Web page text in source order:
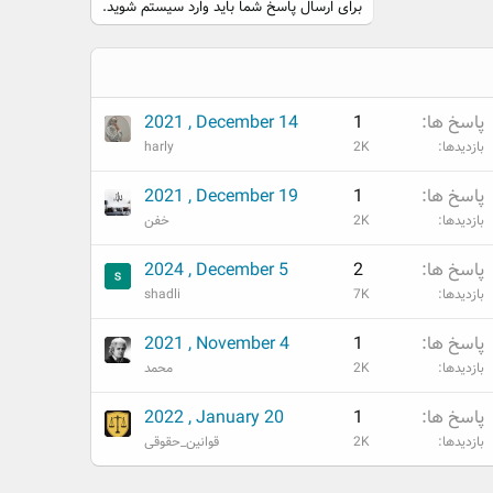
برای ارسال پاسخ شما باید وارد سیستم شوید.
پاسخ ها 1
بازدیدها 2K
2021 , December 14
harly
پاسخ ها 1
بازدیدها 2K
2021 , December 19
خفن
پاسخ ها 2
بازدیدها 7K
2024 , December 5
shadli
پاسخ ها 1
بازدیدها 2K
2021 , November 4
محمد
پاسخ ها 1
بازدیدها 2K
2022 , January 20
قوانین_حقوقی